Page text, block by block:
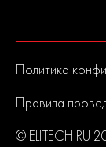
Политика
Правила
© ELITECH.RU